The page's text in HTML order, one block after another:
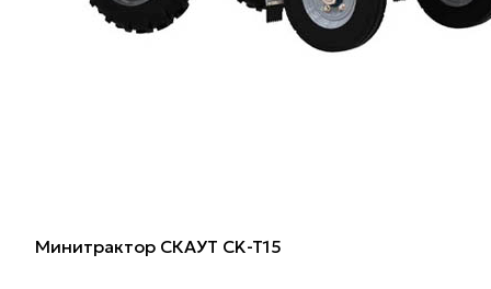
Минитрактор СКАУТ CK-T15